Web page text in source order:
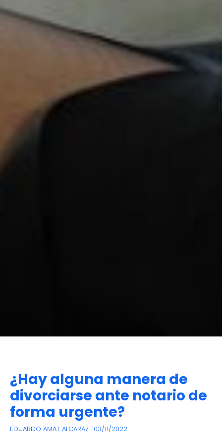
¿Hay alguna manera de
divorciarse ante notario de
forma urgente?
EDUARDO AMAT ALCARAZ 03/11/2022